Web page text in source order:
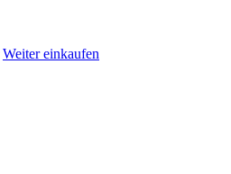
Weiter einkaufen